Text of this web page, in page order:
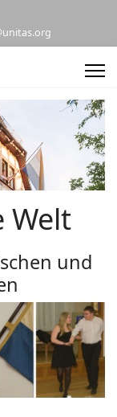
Welt
und